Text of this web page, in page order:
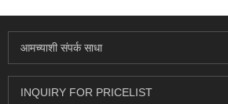
आमच्याशी संपर्क साधा
INQUIRY FOR PRICELIST